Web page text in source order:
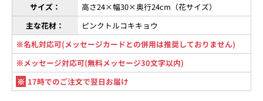
サイズ：
高さ24×幅30×奥行24cm（花サイズ）
主な花材：
ピンクトルコキキョウ
※名札対応可(メッセージカードとの併用は推奨しておりません)
※メッセージ対応可(無料メッセージ30文字以内)
※ 17時でのご注文で翌日お届け